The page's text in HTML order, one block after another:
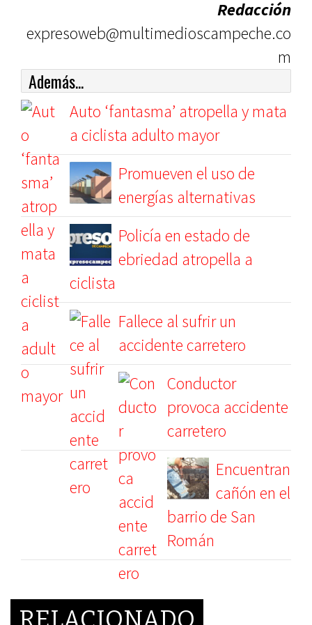
Redacción
expresoweb@multimedioscampeche.co
m
Además...
Auto ‘fantasma’ atropella y mata
a ciclista adulto mayor
Promueven el uso de
energías alternativas
Policía en estado de
ebriedad atropella a
ciclista
Fallece al sufrir un
accidente carretero
Conductor
provoca accidente
carretero
Encuentran
cañón en el
barrio de San
Román